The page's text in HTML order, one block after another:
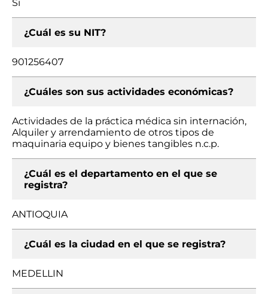
Si
¿Cuál es su NIT?
901256407
¿Cuáles son sus actividades económicas?
Actividades de la práctica médica sin internación,
Alquiler y arrendamiento de otros tipos de
maquinaria equipo y bienes tangibles n.c.p.
¿Cuál es el departamento en el que se
registra?
ANTIOQUIA
¿Cuál es la ciudad en el que se registra?
MEDELLIN